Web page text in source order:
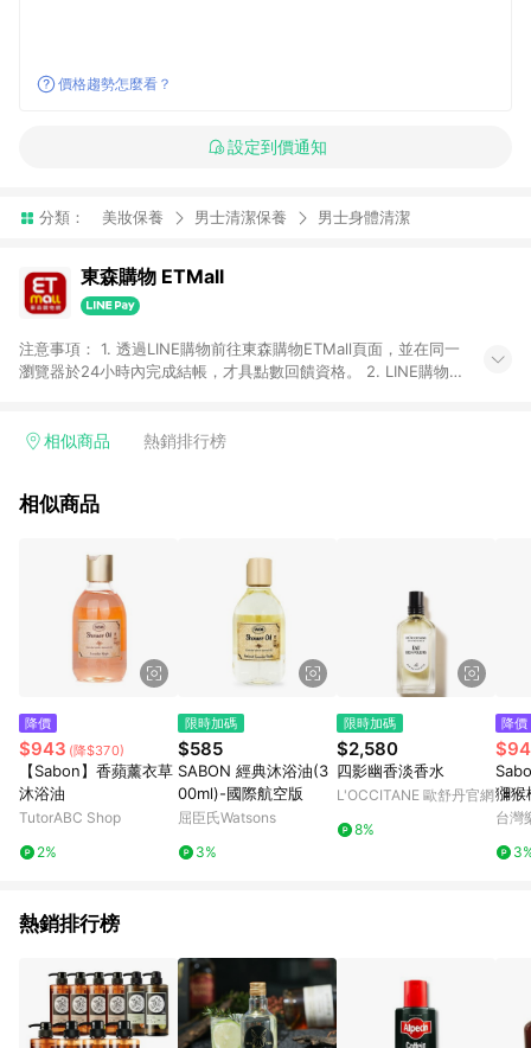
價格趨勢怎麼看？
設定到價通知
分類： 美妝保養 男士清潔保養 男士身體清潔
東森購物 ETMall
注意事項： 1. 透過LINE購物前往東森購物ETMall頁面，並在同一
瀏覽器於24小時內完成結帳，才具點數回饋資格。 2. LINE購物
單，皆不在點數回饋範圍內。 3. 如購買以下類別商品，將無法獲
球嚴選、商城、專案商品、「草莓網」全館商品。 4. 如取消訂
回饋。 5. 點數回饋會扣除所有折扣優惠後之最終發票金額計算，
ETMall站內之折扣優惠(包含但不限於東森幣、樂透金、東森現金
券等)，不具點數回饋資格。詳細請依東森購物ETMall之結帳頁面
顯示為準。 7. LINE購物設有「單一商品最高回饋點數」機制(特
殊活動時開放「回饋無上限」)，以同一訂單中同一商品不論件數
計算，並依訂單成立時間當下LINE購物所設定的回饋機制為準。
如顯示之商品規格、顏色、價位、贈品與東森購物ETMall銷售網
頁不符，以銷售網頁標示為準。 9. 若有贈點爭議，請務必於訂單
日期+180天以內至LINE購物客服洽詢；若超過180天(含)以上進
行申訴，恕無法贈點回饋。 10. 部分點數紅包僅限指定商品使
用，或不適用於無回饋商品。各點數紅包之適用商品與使用條件
請依點數紅包頁面規則為準。
相似商品 熱銷排行榜
相似商品
降價
$943 (降$370)
【Sabon】香蘋薰衣草
沐浴油
TutorABC Shop
2%
限時加碼
$585
SABON 經典沐浴油(3
00ml)-國際航空版
屈臣氏Watsons
3%
限時加碼
$2,580
四影幽香淡香水
L'OCCITANE 歐舒丹官網
8%
降價
獼猴
台灣
熱銷排行榜